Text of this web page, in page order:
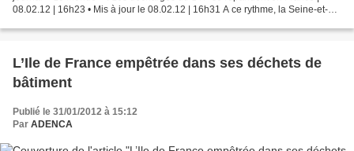
08.02.12 | 16h23 • Mis à jour le 08.02.12 | 16h31 A ce rythme, la Seine-et-
L’Ile de France empêtrée dans ses déchets de
bâtiment
Publié le 31/01/2012 à 15:12
Par ADENCA